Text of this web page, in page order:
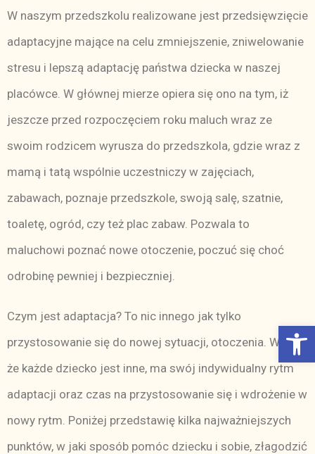
Otwórz Pasek narzędzi
W naszym przedszkolu realizowane jest przedsięwzięcie
adaptacyjne mające na celu zmniejszenie, zniwelowanie
stresu i lepszą adaptację państwa dziecka w naszej
placówce. W głównej mierze opiera się ono na tym, iż
jeszcze przed rozpoczęciem roku maluch wraz ze
swoim rodzicem wyrusza do przedszkola, gdzie wraz z
mamą i tatą wspólnie uczestniczy w zajęciach,
zabawach, poznaje przedszkole, swoją salę, szatnie,
toaletę, ogród, czy też plac zabaw. Pozwala to
maluchowi poznać nowe otoczenie, poczuć się choć
odrobinę pewniej i bezpieczniej.
Czym jest adaptacja? To nic innego jak tylko
przystosowanie się do nowej sytuacji, otoczenia. Wiemy,
że każde dziecko jest inne, ma swój indywidualny rytm
adaptacji oraz czas na przystosowanie się i wdrożenie w
nowy rytm. Poniżej przedstawię kilka najważniejszych
punktów, w jaki sposób pomóc dziecku i sobie, złagodzić